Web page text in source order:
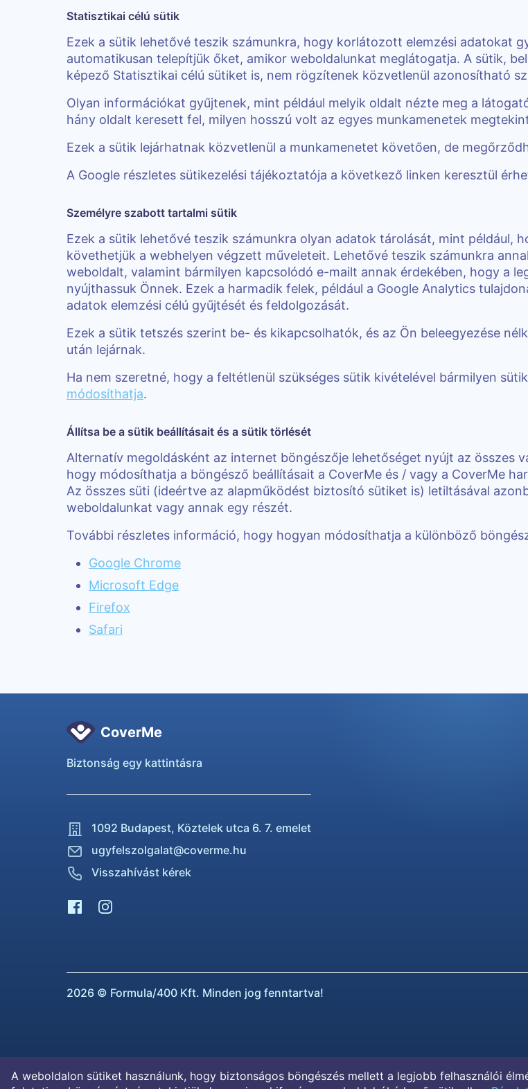
Statisztikai célú sütik
Ezek a sütik lehetővé teszik számunkra, hogy korlátozott elemzési adatokat
automatikusan telepítjük őket, amikor weboldalunkat meglátogatja. A sütik,
képező Statisztikai célú sütiket is, nem rögzítenek közvetlenül azonosítható
Olyan információkat gyűjtenek, mint például melyik oldalt nézte meg a
hány oldalt keresett fel, milyen hosszú volt az egyes munkamenetek
Ezek a sütik lejárhatnak közvetlenül a munkamenetet követően, de
A Google részletes sütikezelési tájékoztatója a következő linken keresztül
Személyre szabott tartalmi sütik
Ezek a sütik lehetővé teszik számunkra olyan adatok tárolását, mint például,
követhetjük a webhelyen végzett műveleteit. Lehetővé teszik számunkra
weboldalt, valamint bármilyen kapcsolódó e-mailt annak érdekében, hogy a
nyújthassuk Önnek. Ezek a harmadik felek, például a Google Analytics
adatok elemzési célú gyűjtését és feldolgozását.
Ezek a sütik tetszés szerint be- és kikapcsolhatók, és az Ön beleegyezése
után lejárnak.
Ha nem szeretné, hogy a feltétlenül szükséges sütik kivételével bármilyen
módosíthatja.
Állítsa be a sütik beállításait és a sütik törlését
Alternatív megoldásként az internet böngészője lehetőséget nyújt az összes
hogy módosíthatja a böngésző beállításait a CoverMe és / vagy a CoverMe
Az összes süti (ideértve az alapműködést biztosító sütiket is) letiltásával
weboldalunkat vagy annak egy részét.
További részletes információ, hogy hogyan módosíthatja a különböző
Google Chrome
Microsoft Edge
Firefox
Safari
CoverMe
Biztonság egy kattintásra
1092 Budapest, Köztelek utca 6. 7. emelet
ugyfelszolgalat@coverme.hu
Visszahívást kérek
2026 © Formula/400 Kft. Minden jog fenntartva!
A weboldalon sütiket használunk, hogy biztonságos böngészés mellett a legjobb felhasználói